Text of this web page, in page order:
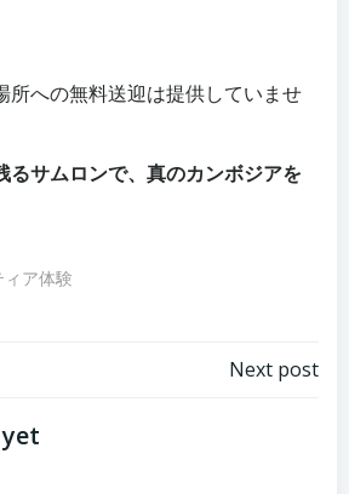
所への無料送迎は提供していませ
るサムロンで、真のカンボジアを
ア体験
Next post